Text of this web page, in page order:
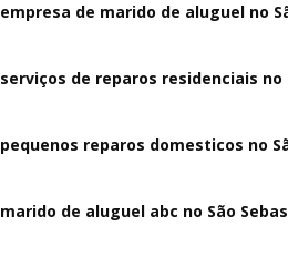
empresa de marido de aluguel no
serviços de reparos residenciais no
pequenos reparos domesticos no
marido de aluguel abc no São